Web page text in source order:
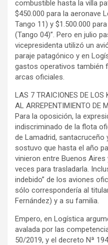
combustible hasta la villa
$450.000 para la aeronave
Tango 11) y $1.500.000
(Tango 04)”. Pero en julio
vicepresidenta utilizó un
paraje patagónico y en
gastos operativos también
arcas oficiales.
LAS 7 TRAICIONES DE LOS
AL ARREPENTIMIENTO DE
Para la oposición, la
indiscriminado de la flota
de Lamadrid, santacruceño
sostuvo que hasta el año
vinieron entre Buenos
veces para trasladarla.
indebido” de los aviones
sólo correspondería al
Fernández) y a su familia.
Empero, en Logística
avalada por las
50/2019, y el decreto Nª